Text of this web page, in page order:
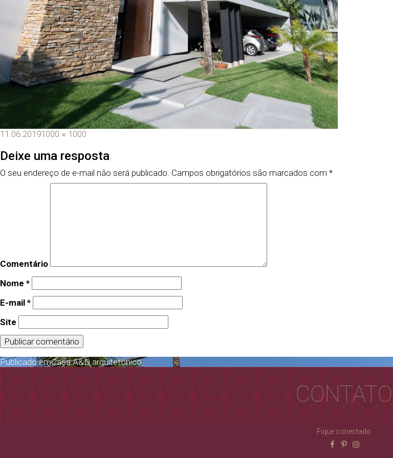
11.06.20191000 × 1000
Deixe uma resposta
O seu endereço de e-mail não será publicado. Campos obrigatórios são marcados com *
Comentário
Nome *
E-mail *
Site
Publicado emCasa A&D arquitetônico
CONTATO
Fique conectado